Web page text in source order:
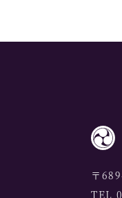
〒
TEL